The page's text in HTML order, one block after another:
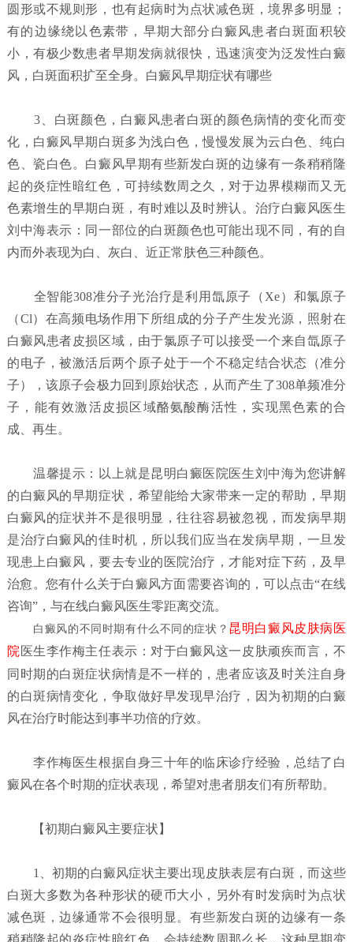
圆形或不规则形，也有起病时为点状减色斑，境界多明显；
有的边缘绕以色素带，早期大部分白癜风患者白斑面积较
小，有极少数患者早期发病就很快，迅速演变为泛发性白癜
风，白斑面积扩至全身。白癜风早期症状有哪些
3、白斑颜色，白癜风患者白斑的颜色病情的变化而变
化，白癜风早期白斑多为浅白色，慢慢发展为云白色、纯白
色、瓷白色。白癜风早期有些新发白斑的边缘有一条稍稍隆
起的炎症性暗红色，可持续数周之久，对于边界模糊而又无
色素增生的早期白斑，有时难以及时辨认。治疗白癜风医生
刘中海表示：同一部位的白斑颜色也可能出现不同，有的自
内而外表现为白、灰白、近正常肤色三种颜色。
全智能308准分子光治疗是利用氙原子（Xe）和氯原子
（Cl）在高频电场作用下所组成的分子产生发光源，照射在
白癜风患者皮损区域，由于氯原子可以接受一个来自氙原子
的电子，被激活后两个原子处于一个不稳定结合状态（准分
子），该原子会极力回到原始状态，从而产生了308单频准分
子，能有效激活皮损区域酪氨酸酶活性，实现黑色素的合
成、再生。
温馨提示：以上就是昆明白癜医院医生刘中海为您讲解
的白癜风的早期症状，希望能给大家带来一定的帮助，早期
白癜风的症状并不是很明显，往往容易被忽视，而发病早期
是治疗白癜风的佳时机，所以我们应当在发病早期，一旦发
现患上白癜风，要去专业的医院治疗，才能对症下药，及早
治愈。您有什么关于白癜风方面需要咨询的，可以点击“在线
咨询”，与在线白癜风医生零距离交流。
白癜风的不同时期有什么不同的症状？ 昆明白癜风皮肤病医
院 医生李作梅主任表示：对于白癜风这一皮肤顽疾而言，不
同时期的白斑症状病情是不一样的，患者应该及时关注自身
的白斑病情变化，争取做好早发现早治疗，因为初期的白癜
风在治疗时能达到事半功倍的疗效。
李作梅医生根据自身三十年的临床诊疗经验，总结了白
癜风在各个时期的症状表现，希望对患者朋友们有所帮助。
【初期白癜风主要症状】
1、初期的白癜风症状主要出现皮肤表层有白斑，而这些
白斑大多数为各种形状的硬币大小，另外有时发病时为点状
减色斑，边缘通常不会很明显。有些新发白斑的边缘有一条